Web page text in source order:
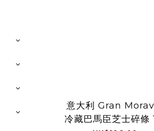
意大利 Gran
冷藏巴馬臣芝士碎條